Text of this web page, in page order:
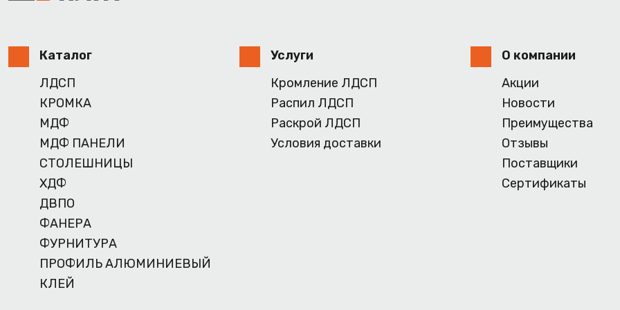
Каталог
ЛДСП
КРОМКА
МДФ
МДФ ПАНЕЛИ
СТОЛЕШНИЦЫ
ХДФ
ДВПО
ФАНЕРА
ФУРНИТУРА
ПРОФИЛЬ АЛЮМИНИЕВЫЙ
КЛЕЙ
Услуги
Кромление ЛДСП
Распил ЛДСП
Раскрой ЛДСП
Условия доставки
О компании
Акции
Новости
Преимущества
Отзывы
Поставщики
Сертификаты